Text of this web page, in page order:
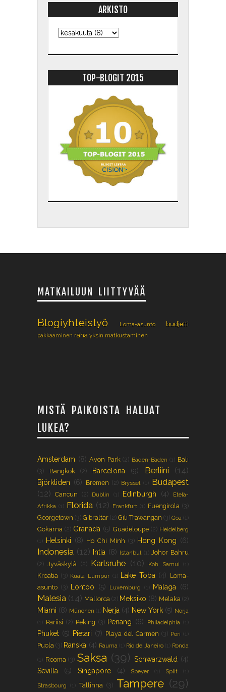
ARKISTO
TOP-BLOGIT 2015
MATKAILUUN LIITTYVÄÄ
Blogiyhteistyö Loma-asunto budjetti
pakkaaminen raha yksin matkustaminen
MISTÄ PAIKOISTA HALUAT
LUKEA?
Amsterdam (8) Avon Park (2) Baden-Baden (1)
Bali
(3)
Bangkok (2) Barcelona (9) Berliini (14)
Björkliden (6) Bremen (2) Bryssel (1)
Budapest
(12)
Cancun (2) Dublin (1) Edinburgh (4)
Etelä-
Afrikka
(1) Florida (12) Frankfurt (1) Fuengirola (3)
Georgetown (3) Gibraltar (2) Gili Trawangan (3) Goa (1)
Gokarna (2) Granada (5) Guadeloupe (2) Heidelberg
(1)
Helsinki (8) Ho Chi Minh (3) Hong Kong (6)
Indonesia (12) Intia (8) Istanbul (1)
Johor Bahru
(2) Jyväskylä (2) Karlsruhe (10) Koh Samui (1)
Kroatia (3) Kuala Lumpur (1) Lake Toba (4) Loma-
asunto (3) Lontoo (5) Luxemburg (1) Malaga (6)
Malesia (14) Mallorca (2) Meksiko (8) Melaka (2)
Miami (8) München (1) Nerja (4) New York (5) Norja
(1)
Pariisi (2) Peking (3) Penang (6) Philadelphia (1)
Phuket (5) Pietari (7) Playa del Carmen (3) Pori (1)
Puola (3) Ranska (4) Rauma (1) Rio de Janeiro (1)
Ronda
(1)
Rooma (3) Saksa (39) Schwarzwald (4)
Sevilla
(5) Singapore (4) Speyer (1) Split
(1)
Strasbourg
(1) Tallinna (3) Tampere (29)